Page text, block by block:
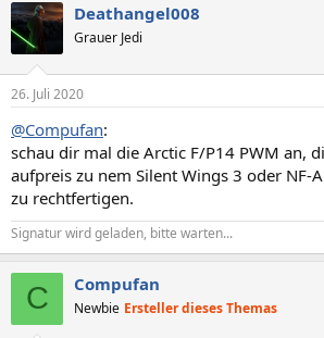
Deathangel008
Grauer Jedi
26. Juli 2020
@Compufan:
schau dir mal die Arctic F/P14 PWM an,
aufpreis zu nem Silent Wings 3 oder NF-
zu rechtfertigen.
Signatur wird geladen, bitte warten...
C Compufan
Newbie Ersteller dieses Themas